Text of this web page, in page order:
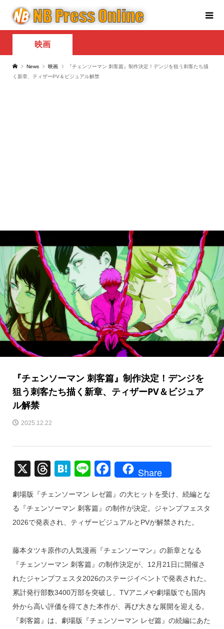
映画
News 映画
『チェンソーマン 刺客篇』制作決定！デンジを狙う刺客たち描
く新章、ティザーPV＆ビジュアル解禁
『チェンソーマン 刺客篇』制作決定！デンジを
狙う刺客たち描く新章、ティザーPV＆ビジュア
ル解禁
2025.12.22
X
T
e
a
s
H
e
n
Li
e
F
c
e
o
o
k
Share
劇場版『チェンソーマン レゼ篇』の大ヒットを受け、続編とな
る『チェンソーマン 刺客篇』の制作が決定。ジャンプフェスタ
2026で発表され、ティザービジュアルとPVが解禁された。
藤本タツキ原作の人気漫画『チェンソーマン』の新章となる
『チェンソーマン 刺客篇』の制作決定が、12月21日に開催さ
れたジャンプフェスタ2026のステージイベントで発表された。
累計発行部数3400万部を突破し、TVアニメや劇場版でも国内
外から高い評価を得てきた本作が、再び大きな展開を迎える。
『刺客篇』は、劇場版『チェンソーマン レゼ篇』の続編にあた